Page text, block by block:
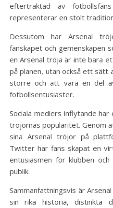
eftertraktad av
representerar en stolt
Dessutom har Arsenal
fanskapet och gemenskapen
en Arsenal tröja är inte bara
på planen, utan också ett sätt
större och att vara en del
fotbollsentusiaster.
Sociala mediers inflytande
tröjornas popularitet. Genom
sina Arsenal tröjor på
Twitter har fans skapat en
entusiasmen för klubben
publik.
Sammanfattningsvis är
sin rika historia, distinkta